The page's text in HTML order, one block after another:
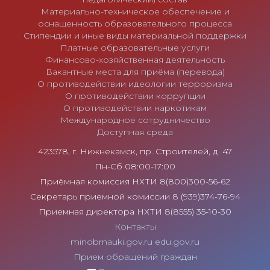
Материально-техническое обеспечение и
оснащенность образовательного процесса
Стипендии и иные виды материальной поддержки
Платные образовательные услуги
Финансово-хозяйственная деятельность
Вакантные места для приёма (перевода)
О противодействии идеологии терроризма
О противодействии коррупции
О противодействии наркотикам
Международное сотрудничество
Доступная среда
423578, г. Нижнекамск, пр. Строителей, д. 47
Пн-Сб 08:00-17:00
Приёмная комиссия НХТИ 8(800)300-56-62
Секретарь приемной комиссии 8 (939)374-76-94
Приемная директора НХТИ 8(8555) 35-10-30
Контакты
minobrnauki.gov.ru edu.gov.ru
Прием обращений граждан